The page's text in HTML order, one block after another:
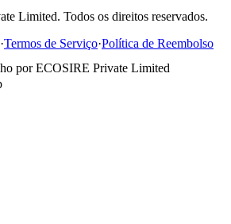
Limited. Todos os direitos reservados.
·Termos de Serviço·Política de Reembolso
por ECOSIRE Private Limited